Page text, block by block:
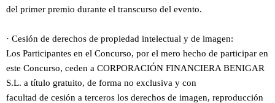
del primer premio durante el transcurso del evento.
· Cesión de derechos de propiedad intelectual y de imagen:
Los Participantes en el Concurso, por el mero hecho de participar en
este Concurso, ceden a CORPORACIÓN FINANCIERA BENIGAR
S.L. a título gratuito, de forma no exclusiva y con
facultad de cesión a terceros los derechos de imagen, reproducción